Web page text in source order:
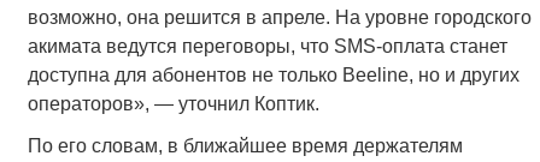
возможно, она решится в апреле. На уровне городского
акимата ведутся переговоры, что SMS-оплата станет
доступна для абонентов не только Beeline, но и других
операторов», — уточнил Коптик.
По его словам, в ближайшее время держателям